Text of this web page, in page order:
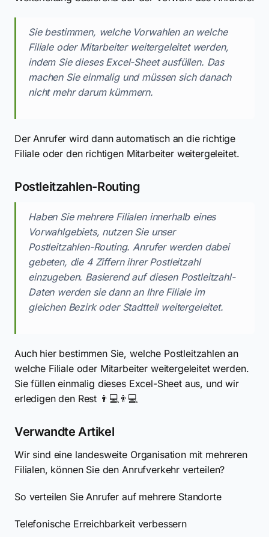
Sie bestimmen, welche Vorwahlen an welche
Filiale oder Mitarbeiter weitergeleitet werden,
indem Sie dieses Excel-Sheet ausfüllen. Das
machen Sie einmalig und müssen sich danach
nicht mehr darum kümmern.
Der Anrufer wird dann automatisch an die richtige
Filiale oder den richtigen Mitarbeiter weitergeleitet.
Postleitzahlen-Routing
Haben Sie mehrere Filialen innerhalb eines
Vorwahlgebiets, nutzen Sie unser
Postleitzahlen-Routing. Anrufer werden dabei
gebeten, die 4 Ziffern ihrer Postleitzahl
einzugeben. Basierend auf diesen Postleitzahl-
Daten werden sie dann an Ihre Filiale im
gleichen Bezirk oder Stadtteil weitergeleitet.
Auch hier bestimmen Sie, welche Postleitzahlen an
welche Filiale oder Mitarbeiter weitergeleitet werden.
Sie füllen einmalig dieses Excel-Sheet aus, und wir
erledigen den Rest 👨💻👨💻
Verwandte Artikel
Wir sind eine landesweite Organisation mit mehreren
Filialen, können Sie den Anrufverkehr verteilen?
So verteilen Sie Anrufer auf mehrere Standorte
Telefonische Erreichbarkeit verbessern